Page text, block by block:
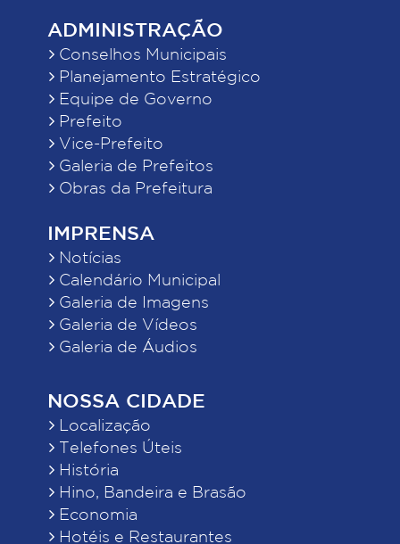
ADMINISTRAÇÃO
Conselhos Municipais
Planejamento Estratégico
Equipe de Governo
Prefeito
Vice-Prefeito
Galeria de Prefeitos
Obras da Prefeitura
IMPRENSA
Notícias
Calendário Municipal
Galeria de Imagens
Galeria de Vídeos
Galeria de Áudios
NOSSA CIDADE
Localização
Telefones Úteis
História
Hino, Bandeira e Brasão
Economia
Hotéis e Restaurantes